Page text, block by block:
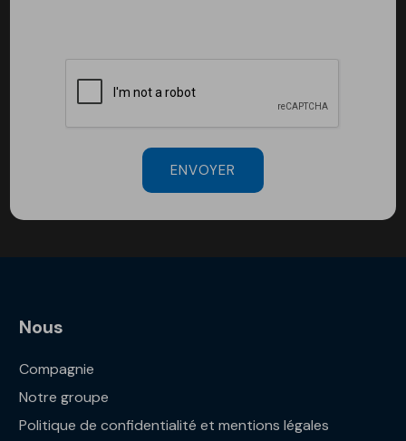
ENVOYER
Nous
Compagnie
Notre groupe
Politique de confidentialité et mentions légales